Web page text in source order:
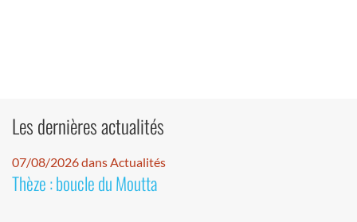
Les dernières actualités
07/08/2026 dans Actualités
Thèze : boucle du Moutta